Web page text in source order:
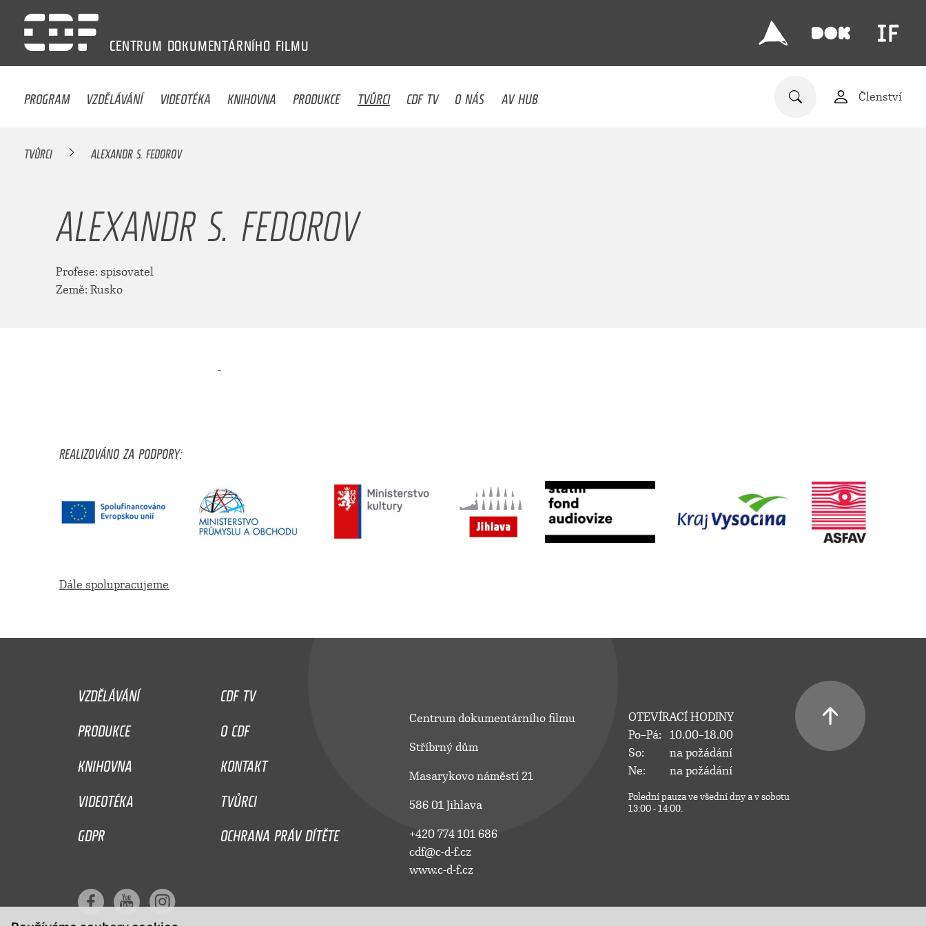
CENTRUM DOKUMENTÁRNÍHO FILMU
PROGRAM VZDĚLÁVÁNÍ VIDEOTÉKA KNIHOVNA PRODUKCE TVŮRCI CDF TV O NÁS AV HUB Členství
TVŮRCI ALEXANDR S. FEDOROV
ALEXANDR S. FEDOROV
Profese: spisovatel
Země: Rusko
-
REALIZOVÁNO ZA PODPORY:
Dále spolupracujeme
VZDĚLÁVÁNÍ
CDF TV
PRODUKCE
O CDF
KNIHOVNA
KONTAKT
VIDEOTÉKA
TVŮRCI
GDPR
OCHRANA PRÁV DÍTĚTE
Centrum dokumentárního filmu
Stříbrný dům
Masarykovo náměstí 21
586 01 Jihlava
+420 774 101 686
cdf@c-d-f.cz
www.c-d-f.cz
OTEVÍRACÍ HODINY
Po–Pá:
10.00–18.00
So:
na požádání
Ne:
na požádání
Polední pauza ve všední dny a v sobotu
13:00 - 14:00.